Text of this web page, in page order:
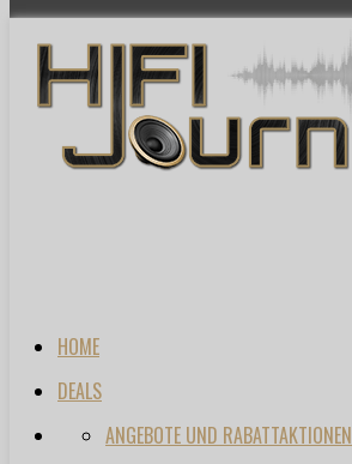
HOME
DEALS
ANGEBOTE UND RABATTAKTIONEN